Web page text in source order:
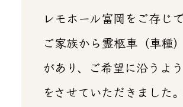
レモホール富岡をご存じで
ご家族から霊柩車（車種
があり、ご希望に沿うよ
をさせていただきました